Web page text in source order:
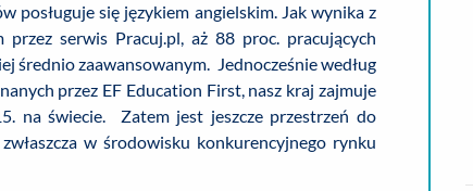
posługuje się językiem angielskim. Jak wynika z
serwis Pracuj.pl, aż 88 proc. pracujących
średnio zaawansowanym. Jednocześnie według
przez EF Education First, nasz kraj zajmuje
na świecie. Zatem jest jeszcze przestrzeń do
w środowisku konkurencyjnego rynku